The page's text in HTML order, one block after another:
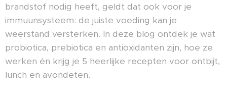
brandstof nodig heeft, geldt dat ook voor je
immuunsysteem: de juiste voeding kan je
weerstand versterken. In deze blog ontdek je wat
probiotica, prebiotica en antioxidanten zijn, hoe ze
werken én krijg je 5 heerlijke recepten voor ontbijt,
lunch en avondeten.